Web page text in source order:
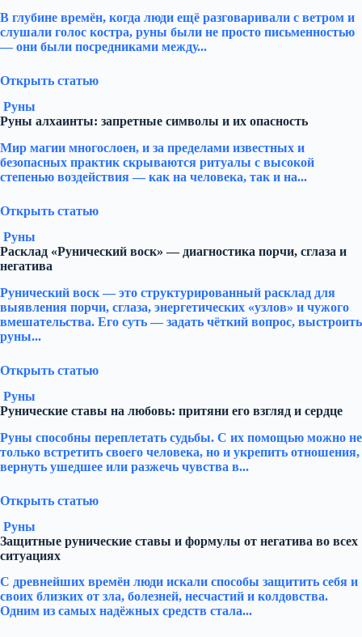
В глубине времён, когда люди ещё разговаривали с ветром и
слушали голос костра, руны были не просто письменностью
— они были посредниками между...
Открыть статью
Руны
Руны алхаинты: запретные символы и их опасность
Мир магии многослоен, и за пределами известных и
безопасных практик скрываются ритуалы с высокой
степенью воздействия — как на человека, так и на...
Открыть статью
Руны
Расклад «Рунический воск» — диагностика порчи, сглаза и
негатива
Рунический воск — это структурированный расклад для
выявления порчи, сглаза, энергетических «узлов» и чужого
вмешательства. Его суть — задать чёткий вопрос, выстроить
руны...
Открыть статью
Руны
Рунические ставы на любовь: притяни его взгляд и сердце
Руны способны переплетать судьбы. С их помощью можно не
только встретить своего человека, но и укрепить отношения,
вернуть ушедшее или разжечь чувства в...
Открыть статью
Руны
Защитные рунические ставы и формулы от негатива во всех
ситуациях
С древнейших времён люди искали способы защитить себя и
своих близких от зла, болезней, несчастий и колдовства.
Одним из самых надёжных средств стала...